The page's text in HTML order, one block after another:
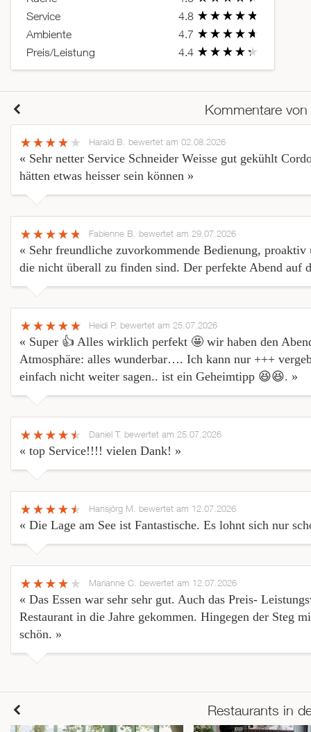
Service
4.8
Ambiente
4.7
Preis/Leistung
4.4
Kommentare von
Harald B. bewertet am 02.08.2026
« Sehr netter Service Schneider Weisse gut gekühlt
hätten etwas heisser sein können »
Fabienne B. bewertet am 29.07.2026
« Sehr freundliche zuvorkommende Bedienung,
die nicht überall zu finden sind. Der perfekte Abend auf
Heidi P. bewertet am 25.07.2026
« Super 👍 Alles wirklich perfekt 🤩 wir haben den
Atmosphäre: alles wunderbar…. Ich kann nur +++
einfach nicht weiter sagen.. ist ein Geheimtipp 😆😆. »
Daniel T. bewertet am 25.07.2026
« top Service!!!! vielen Dank! »
Hansjörg M. bewertet am 12.07.2026
« Die Lage am See ist Fantastische. Es lohnt sich nur
Marianne C. bewertet am 12.07.2026
« Das Essen war sehr sehr gut. Auch das Preis-
Restaurant in die Jahre gekommen. Hingegen der Steg
schön. »
Restaurants in